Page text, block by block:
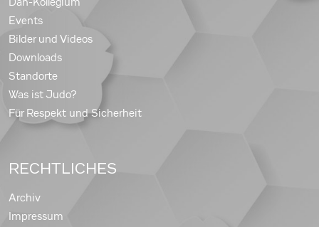
Events
Bilder und Videos
Downloads
Standorte
Was ist Judo?
Für Respekt und Sicherheit
RECHTLICHES
Archiv
Impressum